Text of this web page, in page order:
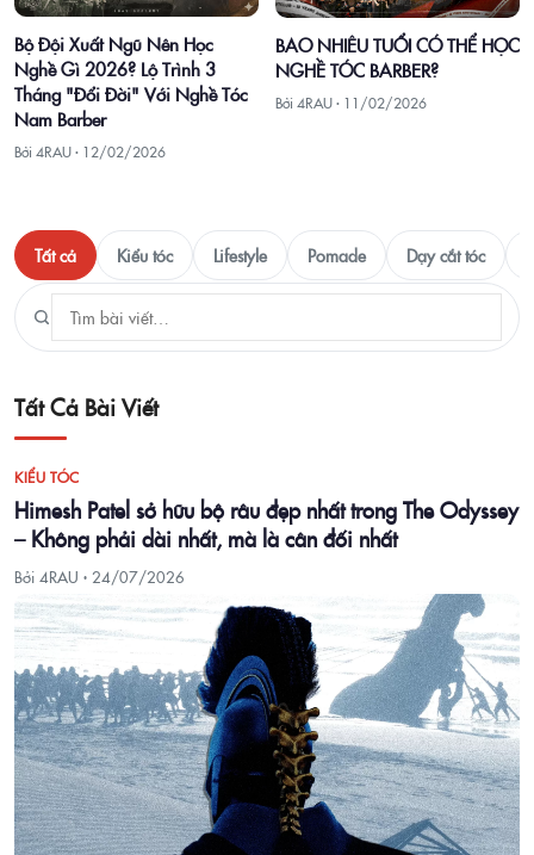
Bộ Đội Xuất Ngũ Nên Học
Nghề Gì 2026? Lộ Trình 3
Tháng "Đổi Đời" Với Nghề Tóc
Nam Barber
Bởi 4RAU · 12/02/2026
BAO NHIÊU TUỔI CÓ THỂ HỌC
NGHỀ TÓC BARBER?
Bởi 4RAU · 11/02/2026
Tất cả Kiểu tóc Lifestyle Pomade Dạy cắt tóc
Tất Cả Bài Viết
KIỂU TÓC
Himesh Patel sở hữu bộ râu đẹp nhất trong The Odyssey
– Không phải dài nhất, mà là cân đối nhất
Bởi 4RAU · 24/07/2026